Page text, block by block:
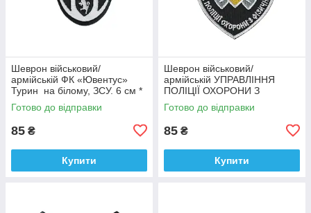
Шеврон військовий/
армійській ФК «Ювентус»
Турин на білому, ЗСУ. 6 см *
9,5 см
Готово до відправки
85 ₴
Купити
Шеврон військовий/
армійській УПРАВЛІННЯ
ПОЛІЦІЇ ОХОРОНИ З
ФІЗИЧНОЇ БЕЗПЕКИ ТИТАН
на чорному, ЗСУ. 8 см * 10
Готово до відправки
85 ₴
Купити